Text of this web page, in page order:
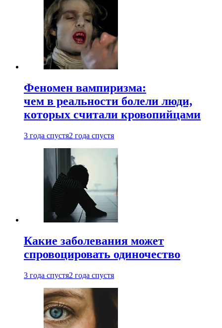
Феномен вампиризма:
чем в реальности болели люди,
которых считали кровопийцами
3 года спустя2 года спустя
Какие заболевания может
спровоцировать одиночество
3 года спустя2 года спустя